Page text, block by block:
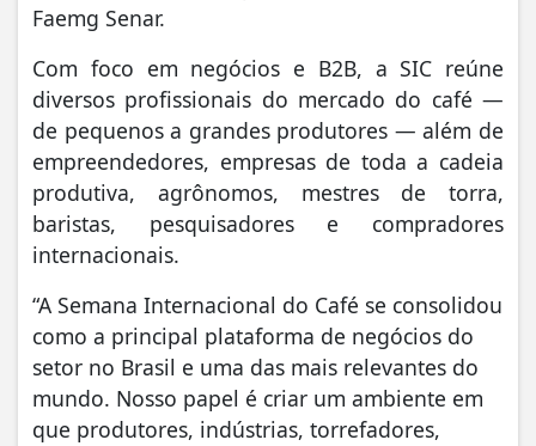
Faemg Senar.
Com foco em negócios e B2B, a SIC reúne
diversos profissionais do mercado do café —
de pequenos a grandes produtores — além de
empreendedores, empresas de toda a cadeia
produtiva, agrônomos, mestres de torra,
baristas, pesquisadores e compradores
internacionais.
“A Semana Internacional do Café se consolidou
como a principal plataforma de negócios do
setor no Brasil e uma das mais relevantes do
mundo. Nosso papel é criar um ambiente em
que produtores, indústrias, torrefadores,